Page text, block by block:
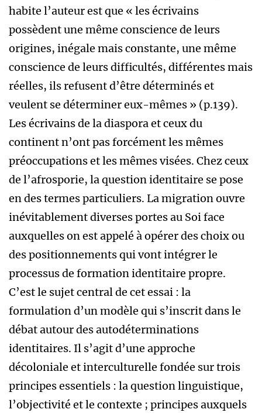
habite l’auteur est que « les écrivains
possèdent une même conscience de leurs
origines, inégale mais constante, une même
conscience de leurs difficultés, différentes mais
réelles, ils refusent d’être déterminés et
veulent se déterminer eux-mêmes » (p.139).
Les écrivains de la diaspora et ceux du
continent n’ont pas forcément les mêmes
préoccupations et les mêmes visées. Chez ceux
de l’afrosporie, la question identitaire se pose
en des termes particuliers. La migration ouvre
inévitablement diverses portes au Soi face
auxquelles on est appelé à opérer des choix ou
des positionnements qui vont intégrer le
processus de formation identitaire propre.
C’est le sujet central de cet essai : la
formulation d’un modèle qui s’inscrit dans le
débat autour des autodéterminations
identitaires. Il s’agit d’une approche
décoloniale et interculturelle fondée sur trois
principes essentiels : la question linguistique,
l’objectivité et le contexte ; principes auxquels